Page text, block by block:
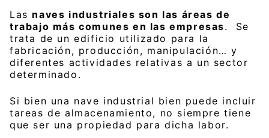
Las naves industriales son las áreas de
trabajo más comunes en las empresas. Se
trata de un edificio utilizado para la
fabricación, producción, manipulación… y
diferentes actividades relativas a un sector
determinado.
Si bien una nave industrial bien puede incluir
tareas de almacenamiento, no siempre tiene
que ser una propiedad para dicha labor.